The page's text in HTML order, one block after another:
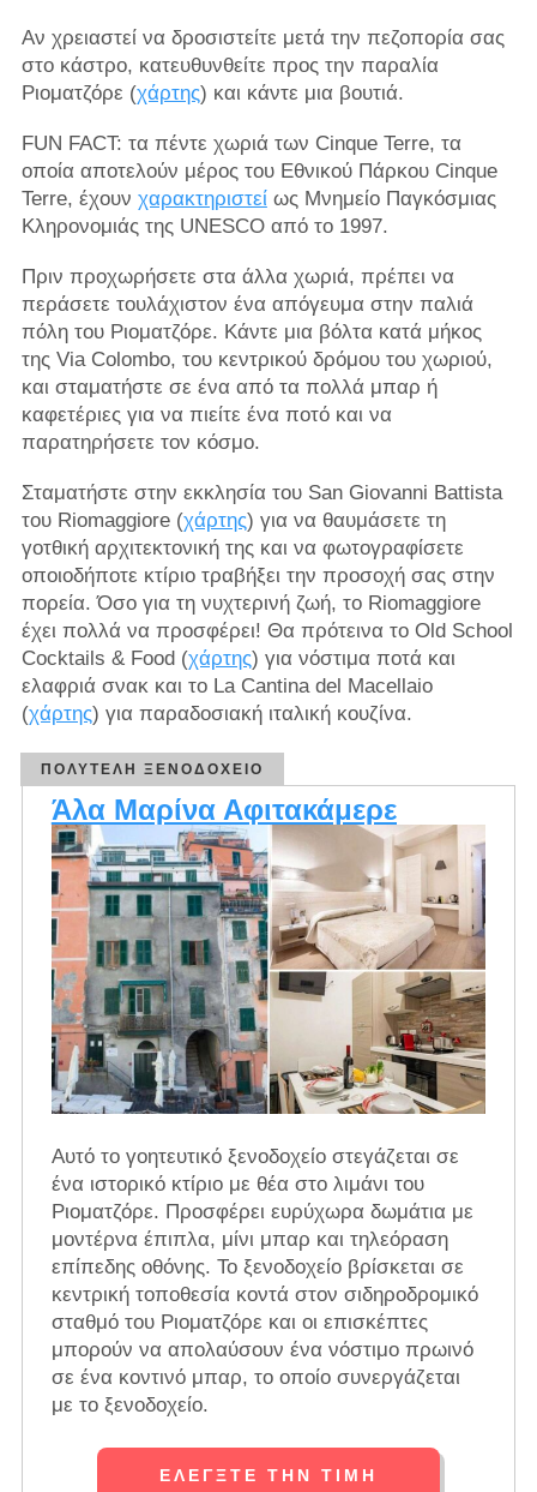
Αν χρειαστεί να δροσιστείτε μετά την πεζοπορία σας
στο κάστρο, κατευθυνθείτε προς την παραλία
Ριοματζόρε (χάρτης) και κάντε μια βουτιά.
FUN FACT: τα πέντε χωριά των Cinque Terre, τα
οποία αποτελούν μέρος του Εθνικού Πάρκου Cinque
Terre, έχουν χαρακτηριστείως Μνημείο Παγκόσμιας
Κληρονομιάς της UNESCO από το 1997.
Πριν προχωρήσετε στα άλλα χωριά, πρέπει να
περάσετε τουλάχιστον ένα απόγευμα στην παλιά
πόλη του Ριοματζόρε. Κάντε μια βόλτα κατά μήκος
της Via Colombo, του κεντρικού δρόμου του χωριού,
και σταματήστε σε ένα από τα πολλά μπαρ ή
καφετέριες για να πιείτε ένα ποτό και να
παρατηρήσετε τον κόσμο.
Σταματήστε στην εκκλησία του San Giovanni Battista
του Riomaggiore (χάρτης) για να θαυμάσετε τη
γοτθική αρχιτεκτονική της και να φωτογραφίσετε
οποιοδήποτε κτίριο τραβήξει την προσοχή σας στην
πορεία. Όσο για τη νυχτερινή ζωή, το Riomaggiore
έχει πολλά να προσφέρει! Θα πρότεινα το Old School
Cocktails & Food (χάρτης) για νόστιμα ποτά και
ελαφριά σνακ και το La Cantina del Macellaio
(χάρτης) για παραδοσιακή ιταλική κουζίνα.
ΠΟΛΥΤΕΛΉ ΞΕΝΟΔΟΧΕΊΟ
Άλα Μαρίνα Αφιτακάμερε
Αυτό το γοητευτικό ξενοδοχείο στεγάζεται σε
ένα ιστορικό κτίριο με θέα στο λιμάνι του
Ριοματζόρε. Προσφέρει ευρύχωρα δωμάτια με
μοντέρνα έπιπλα, μίνι μπαρ και τηλεόραση
επίπεδης οθόνης. Το ξενοδοχείο βρίσκεται σε
κεντρική τοποθεσία κοντά στον σιδηροδρομικό
σταθμό του Ριοματζόρε και οι επισκέπτες
μπορούν να απολαύσουν ένα νόστιμο πρωινό
σε ένα κοντινό μπαρ, το οποίο συνεργάζεται
με το ξενοδοχείο.
ΕΛΈΓΞΤΕ ΤΗΝ ΤΙΜΉ